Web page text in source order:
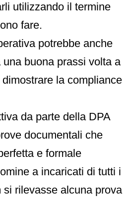
utilizzando il termine
fare.
potrebbe anche
buona prassi volta a
la compliance
da parte della DPA
documentali che
e formale
a incaricati di tutti i
si rilevasse alcuna prova